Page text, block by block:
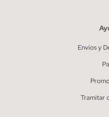
Envíos y
Tramitar